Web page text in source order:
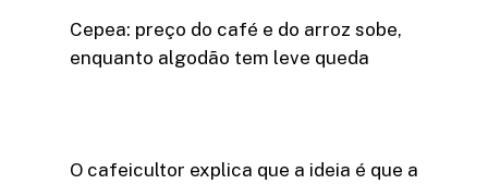
Cepea: preço do café e do arroz sobe,
enquanto algodão tem leve queda
O cafeicultor explica que a ideia é que a